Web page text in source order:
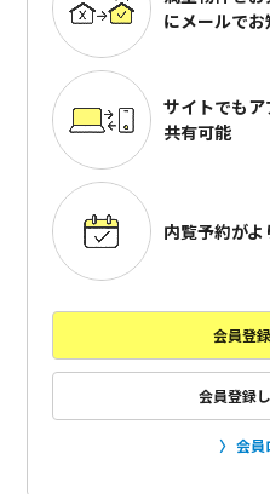
にメールで
サイトでもア
共有可能
内覧予約が
会員登
会員登録
会員